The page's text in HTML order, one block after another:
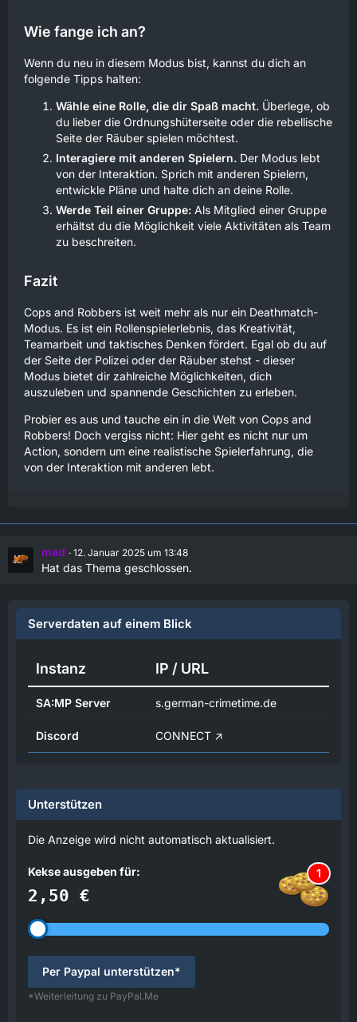
Wie fange ich an?
Wenn du neu in diesem Modus bist, kannst du dich an
folgende Tipps halten:
Wähle eine Rolle, die dir Spaß macht. Überlege, ob
du lieber die Ordnungshüterseite oder die rebellische
Seite der Räuber spielen möchtest.
Interagiere mit anderen Spielern. Der Modus lebt
von der Interaktion. Sprich mit anderen Spielern,
entwickle Pläne und halte dich an deine Rolle.
Werde Teil einer Gruppe: Als Mitglied einer Gruppe
erhältst du die Möglichkeit viele Aktivitäten als Team
zu beschreiten.
Fazit
Cops and Robbers ist weit mehr als nur ein Deathmatch-
Modus. Es ist ein Rollenspielerlebnis, das Kreativität,
Teamarbeit und taktisches Denken fördert. Egal ob du auf
der Seite der Polizei oder der Räuber stehst - dieser
Modus bietet dir zahlreiche Möglichkeiten, dich
auszuleben und spannende Geschichten zu erleben.
Probier es aus und tauche ein in die Welt von Cops and
Robbers! Doch vergiss nicht: Hier geht es nicht nur um
Action, sondern um eine realistische Spielerfahrung, die
von der Interaktion mit anderen lebt.
mad 12. Januar 2025 um 13:48
Hat das Thema geschlossen.
Serverdaten auf einem Blick
Instanz IP / URL
SA:MP Server s.german-crimetime.de
Discord CONNECT
Unterstützen
Die Anzeige wird nicht automatisch aktualisiert.
Kekse ausgeben für:
2,50 €
1
Per Paypal unterstützen*
*Weiterleitung zu PayPal.Me